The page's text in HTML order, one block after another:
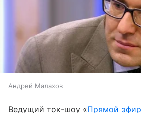
Андрей Малахов
Ведущий ток-шоу «Прямой эфир